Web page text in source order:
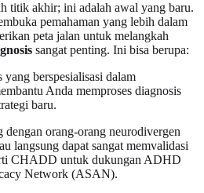
titik akhir; ini adalah awal yang baru.
pemahaman yang lebih dalam
peta jalan untuk melangkah
sangat penting. Ini bisa berupa:
yang berspesialisasi dalam
Anda memproses diagnosis
baru.
dengan orang-orang neurodivergen
langsung dapat sangat memvalidasi
CHADD untuk dukungan ADHD
Network (ASAN).